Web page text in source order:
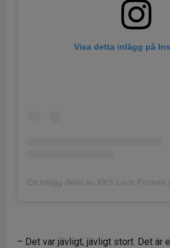
Visa detta inlägg på
Ett inlägg delat av KKS Lech Poznań
– Det var jävligt, jävligt stort. Det är